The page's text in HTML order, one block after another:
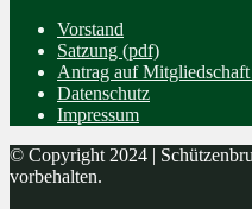
Vorstand
Satzung (pdf)
Antrag auf
Datenschutz
Impressum
© Copyright 2024 |
vorbehalten.